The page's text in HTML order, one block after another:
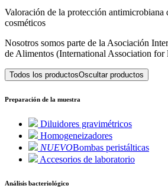
Valoración de la protección antimicrobiana
cosméticos
Nosotros somos parte de la Asociación
de Alimentos (International Association for
Todos los productosOscultar productos
Preparación de la muestra
Diluidores gravimétricos
Homogeneizadores
NUEVOBombas peristálticas
Accesorios de laboratorio
Análisis bacteriológico